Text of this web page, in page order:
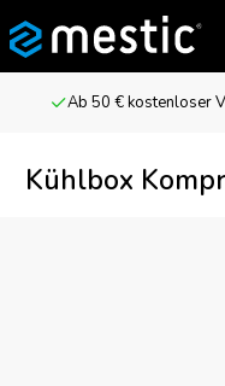
Ab 50 € kostenloser
Kühlbox